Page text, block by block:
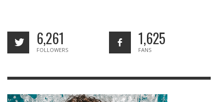
6,261
FOLLOWERS
1,625
FANS